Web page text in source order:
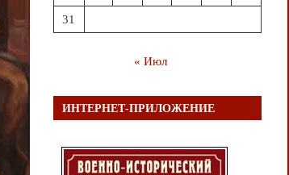
31
« Июл
ИНТЕРНЕТ-ПРИЛОЖЕНИЕ